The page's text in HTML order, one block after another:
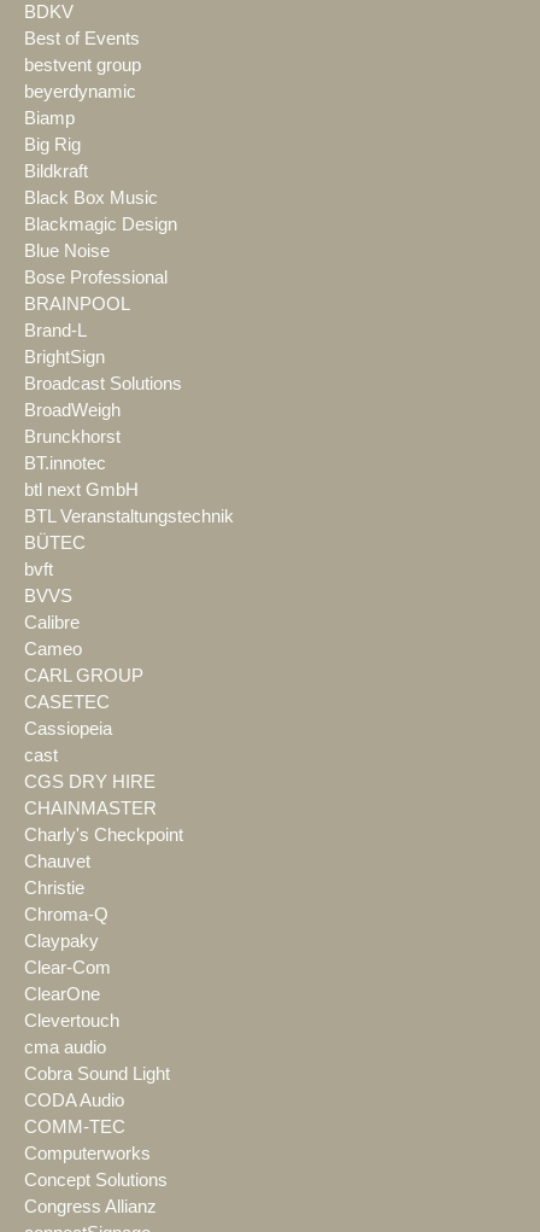
BDKV
Best of Events
bestvent group
beyerdynamic
Biamp
Big Rig
Bildkraft
Black Box Music
Blackmagic Design
Blue Noise
Bose Professional
BRAINPOOL
Brand-L
BrightSign
Broadcast Solutions
BroadWeigh
Brunckhorst
BT.innotec
btl next GmbH
BTL Veranstaltungstechnik
BÜTEC
bvft
BVVS
Calibre
Cameo
CARL GROUP
CASETEC
Cassiopeia
cast
CGS DRY HIRE
CHAINMASTER
Charly's Checkpoint
Chauvet
Christie
Chroma-Q
Claypaky
Clear-Com
ClearOne
Clevertouch
cma audio
Cobra Sound Light
CODA Audio
COMM-TEC
Computerworks
Concept Solutions
Congress Allianz